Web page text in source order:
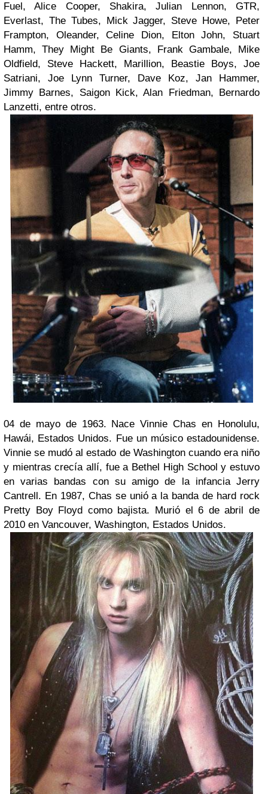
Fuel, Alice Cooper, Shakira, Julian Lennon, GTR,
Everlast, The Tubes, Mick Jagger, Steve Howe, Peter
Frampton, Oleander, Celine Dion, Elton John, Stuart
Hamm, They Might Be Giants, Frank Gambale, Mike
Oldfield, Steve Hackett, Marillion, Beastie Boys, Joe
Satriani, Joe Lynn Turner, Dave Koz, Jan Hammer,
Jimmy Barnes, Saigon Kick, Alan Friedman, Bernardo
Lanzetti, entre otros.
04 de mayo de 1963. Nace Vinnie Chas en Honolulu,
Hawái, Estados Unidos. Fue un músico estadounidense.
Vinnie se mudó al estado de Washington cuando era niño
y mientras crecía allí, fue a Bethel High School y estuvo
en varias bandas con su amigo de la infancia Jerry
Cantrell. En 1987, Chas se unió a la banda de hard rock
Pretty Boy Floyd como bajista. Murió el 6 de abril de
2010 en Vancouver, Washington, Estados Unidos.